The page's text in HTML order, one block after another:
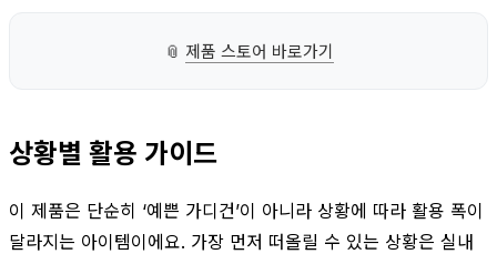
📎 제품 스토어 바로가기
상황별 활용 가이드
이 제품은 단순히 ‘예쁜 가디건’이 아니라 상황에 따라 활용 폭이
달라지는 아이템이에요. 가장 먼저 떠올릴 수 있는 상황은 실내